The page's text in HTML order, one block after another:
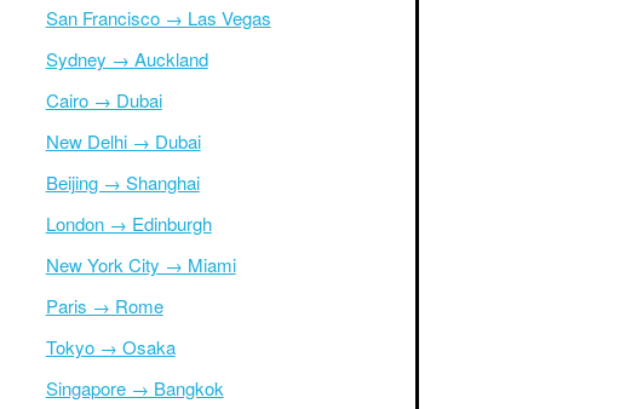
San Francisco → Las Vegas
Sydney → Auckland
Cairo → Dubai
New Delhi → Dubai
Beijing → Shanghai
London → Edinburgh
New York City → Miami
Paris → Rome
Tokyo → Osaka
Singapore → Bangkok